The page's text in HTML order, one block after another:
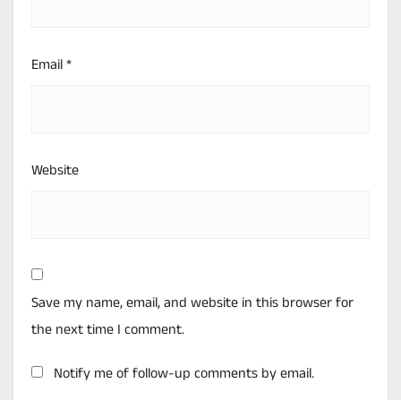
Email*
Website
Save my name, email, and website in this browser for
the next time I comment.
Notify me of follow-up comments by email.